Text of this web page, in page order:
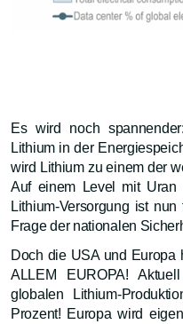
Es wird noch
Lithium in der
wird Lithium zu einem der
Auf einem Level mit Uran
Lithium-Versorgung ist
Frage der nationalen
Doch die USA und Europa
ALLEM EUROPA!
globalen Lithium-
Prozent! Europa wird